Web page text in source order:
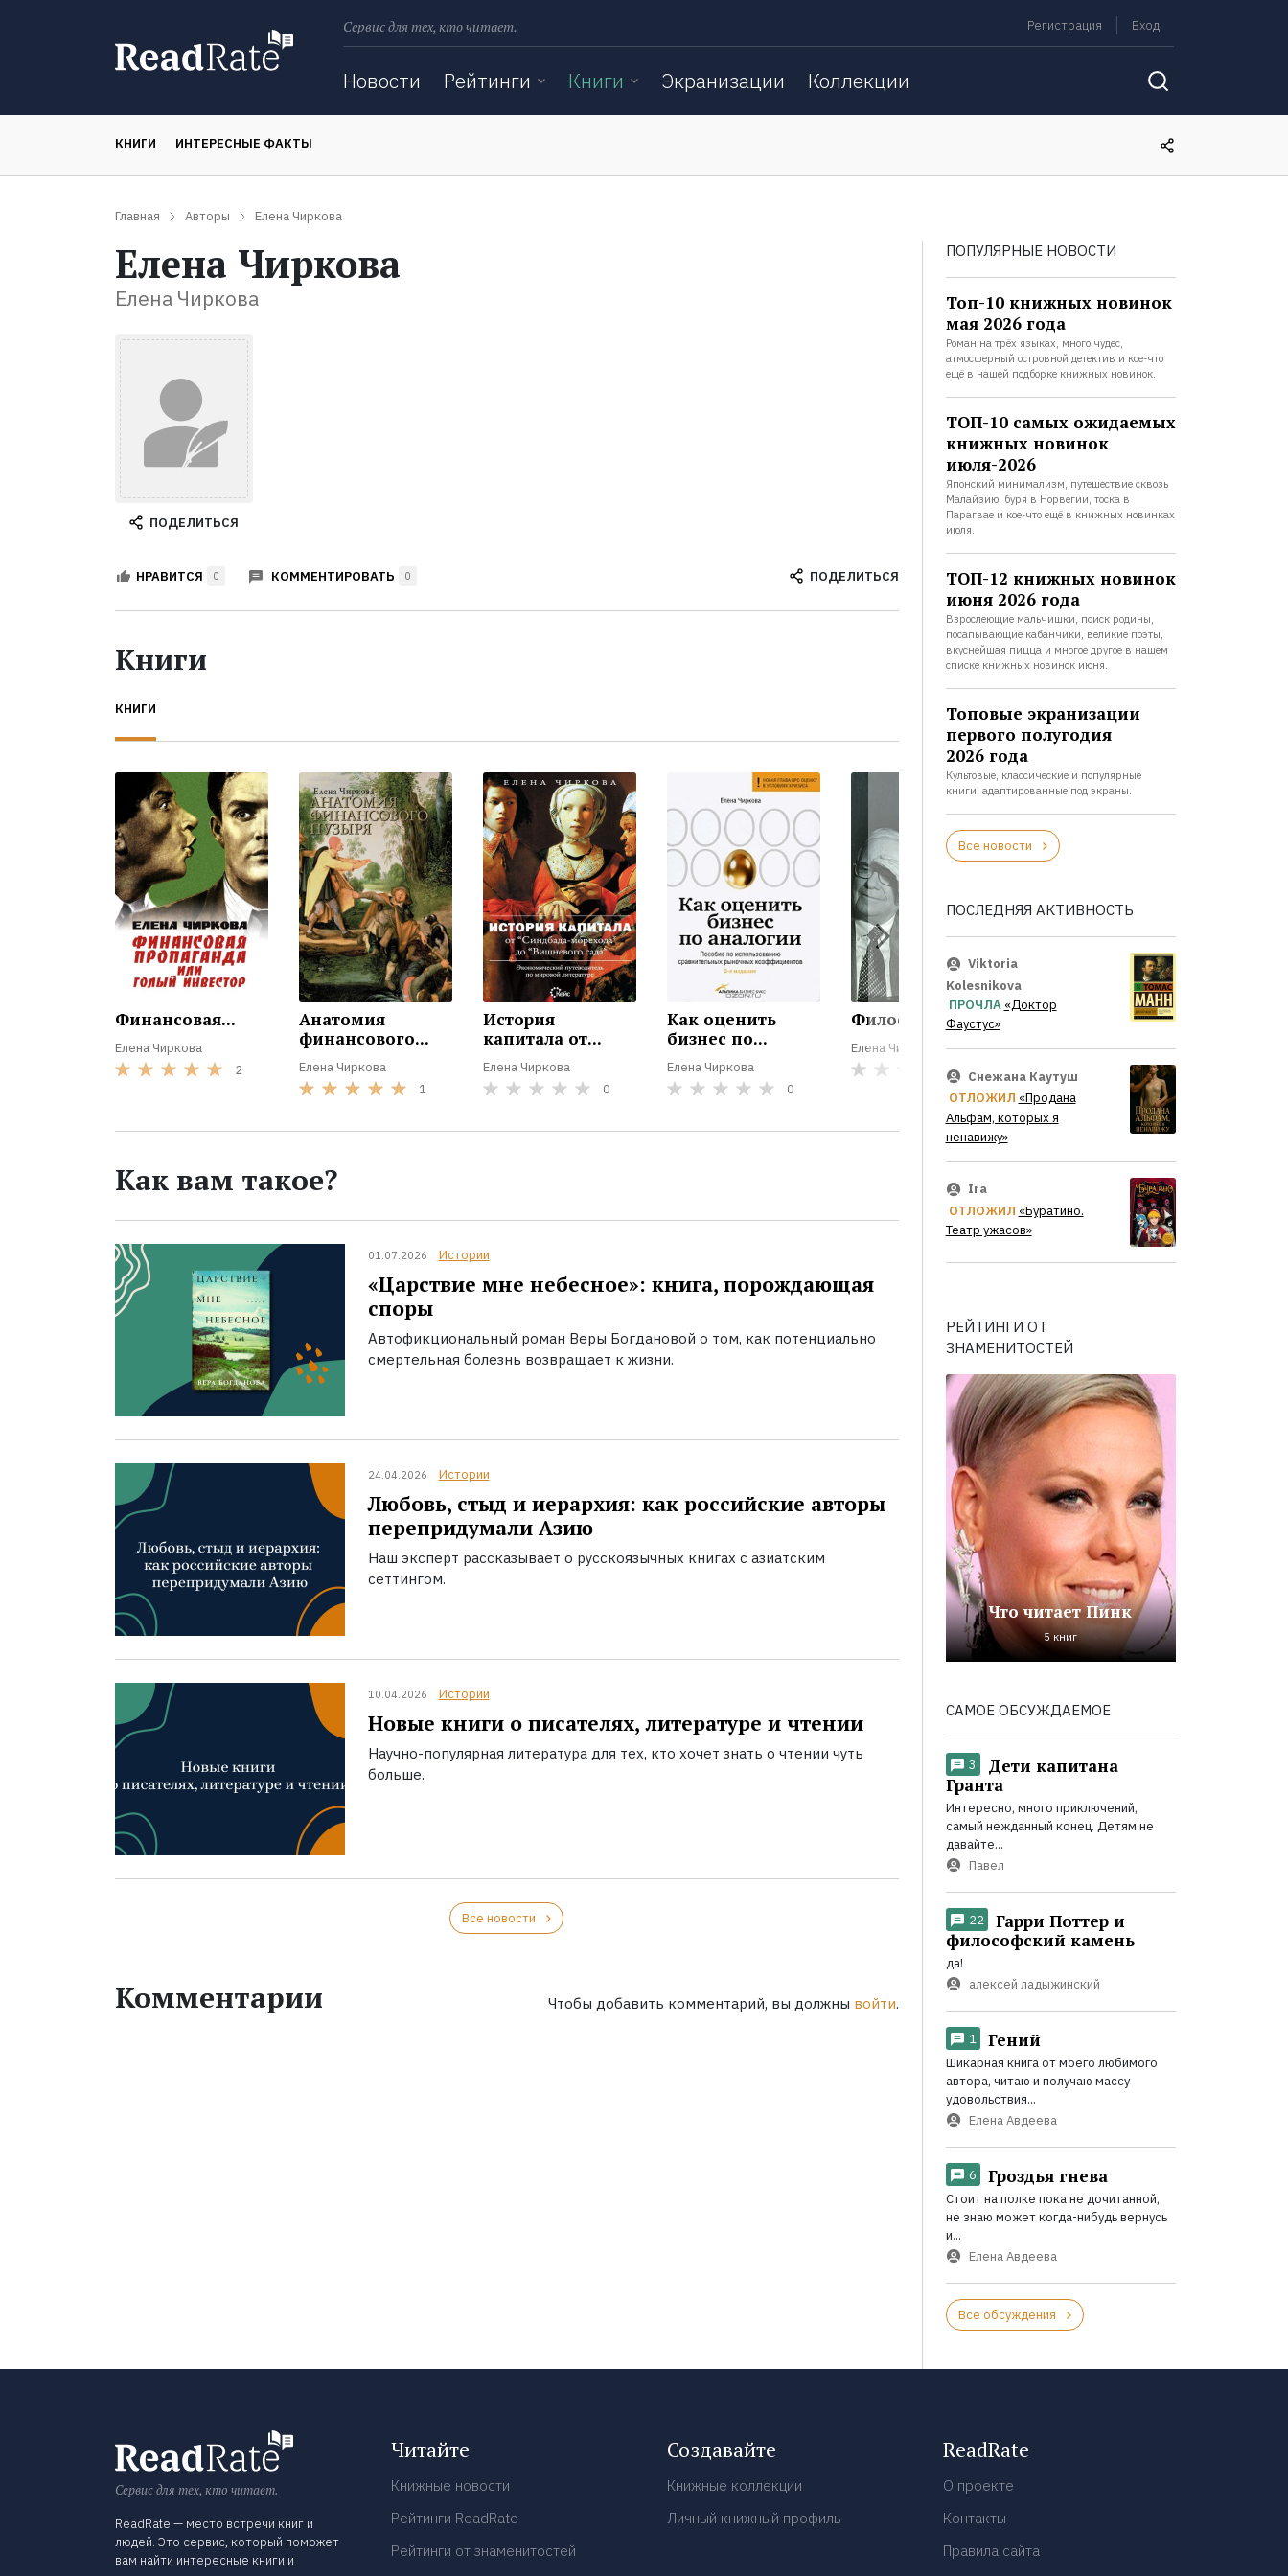
Сервис для тех, кто читает. Регистрация Вход
Новости Рейтинги Книги Экранизации Коллекции
КНИГИ ИНТЕРЕСНЫЕ ФАКТЫ
Главная Авторы Елена Чиркова
Елена Чиркова
Елена Чиркова
ПОДЕЛИТЬСЯ
НРАВИТСЯ 0 КОММЕНТИРОВАТЬ 0 ПОДЕЛИТЬСЯ
Книги
КНИГИ
Финансовая...
Елена Чиркова
2
Анатомия
финансового...
Елена Чиркова
1
История
капитала от...
Елена Чиркова
0
Как оценить
бизнес по...
Елена Чиркова
0
Философия...
Елена Чиркова
0
Внимание,...
Елена Чиркова
0
Как вам такое?
01.07.2026 Истории
«Царствие мне небесное»: книга, порождающая
споры
Автофикциональный роман Веры Богдановой о том, как потенциально
смертельная болезнь возвращает к жизни.
24.04.2026 Истории
Любовь, стыд и иерархия: как российские авторы
перепридумали Азию
Наш эксперт рассказывает о русскоязычных книгах с азиатским
сеттингом.
10.04.2026 Истории
Новые книги о писателях, литературе и чтении
Научно-популярная литература для тех, кто хочет знать о чтении чуть
больше.
Все новости
Комментарии Чтобы добавить комментарий, вы должны войти.
ПОПУЛЯРНЫЕ НОВОСТИ
Топ-10 книжных новинок
мая 2026 года
Роман на трёх языках, много чудес,
атмосферный островной детектив и кое-что
ещё в нашей подборке книжных новинок.
ТОП-10 самых ожидаемых
книжных новинок
июля-2026
Японский минимализм, путешествие сквозь
Малайзию, буря в Норвегии, тоска в
Парагвае и кое-что ещё в книжных новинках
июля.
ТОП-12 книжных новинок
июня 2026 года
Взрослеющие мальчишки, поиск родины,
посапывающие кабанчики, великие поэты,
вкуснейшая пицца и многое другое в нашем
списке книжных новинок июня.
Топовые экранизации
первого полугодия
2026 года
Культовые, классические и популярные
книги, адаптированные под экраны.
Все новости
ПОСЛЕДНЯЯ АКТИВНОСТЬ
Viktoria
Kolesnikova
ПРОЧЛА «Доктор
Фаустус»
Снежана Каутуш
ОТЛОЖИЛ «Продана
Альфам, которых я
ненавижу»
Ira
ОТЛОЖИЛ «Буратино.
Театр ужасов»
РЕЙТИНГИ ОТ
ЗНАМЕНИТОСТЕЙ
Что читает Пинк
5 книг
САМОЕ ОБСУЖДАЕМОЕ
3
Дети капитана
Гранта
Интересно, много приключений,
самый нежданный конец. Детям не
давайте...
Павел
22
Гарри Поттер и
философский камень
да!
алексей ладыжинский
1 Гений
Шикарная книга от моего любимого
автора, читаю и получаю массу
удовольствия...
Елена Авдеева
6 Гроздья гнева
Стоит на полке пока не дочитанной,
не знаю может когда-нибудь вернусь
и...
Елена Авдеева
Все обсуждения
Сервис для тех, кто читает.
ReadRate — место встречи книг и
людей. Это сервис, который поможет
вам найти интересные книги и
Читайте
Книжные новости
Рейтинги ReadRate
Рейтинги от знаменитостей
Создавайте
Книжные коллекции
Личный книжный профиль
ReadRate
О проекте
Контакты
Правила сайта